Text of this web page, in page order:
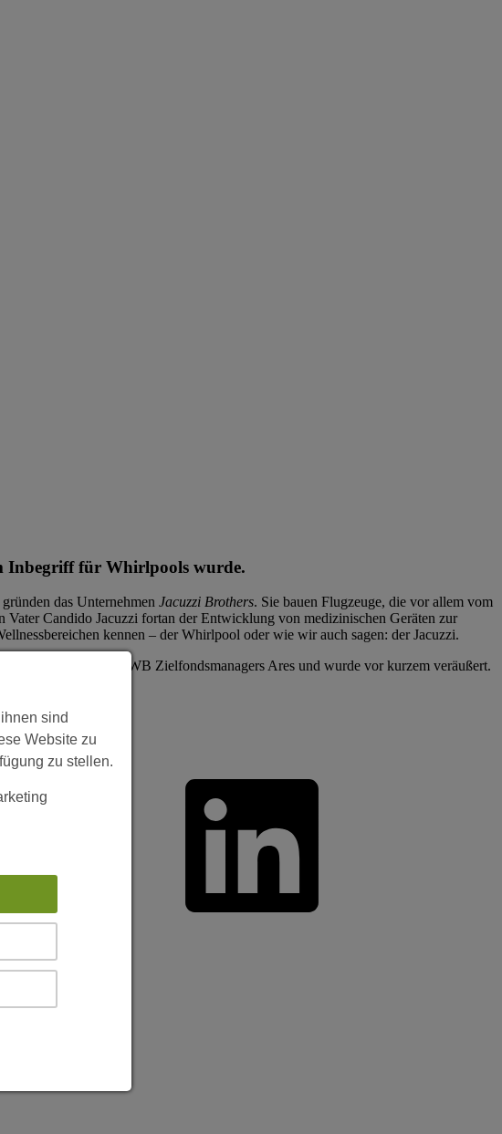
Inbegriff für Whirlpools wurde.
das Unternehmen Jacuzzi Brothers. Sie bauen Flugzeuge, die vor allem vom
Vater Candido Jacuzzi fortan der Entwicklung von medizinischen Geräten zur
kennen – der Whirlpool oder wie wir auch sagen: der Jacuzzi.
in der Obhut des RWB Zielfondsmanagers Ares und wurde vor kurzem veräußert.
US-Dollar.
sind
Website zu
zu stellen.